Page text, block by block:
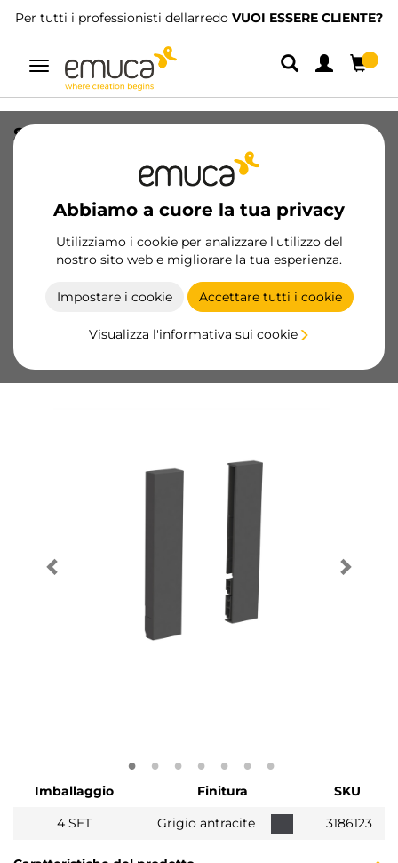
Per tutti i professionisti dellarredo VUOI ESSERE CLIENTE?
Navigazione
Abbiamo a cuore la tua privacy
Utilizziamo i cookie per analizzare l'utilizzo del
nostro sito web e migliorare la tua esperienza.
Impostare i cookie Accettare tutti i cookie
Visualizza l'informativa sui cookie
Set di agganci frontali per cassetto
interno in vetro Vertex, altezza 131mm,
Tecnoplastica, Grigio antracite
3186123/EAN 8432393309378
Prodotti essenziali
Diventa cliente
Imballaggio Finitura
SKU
4 SET
Grigio antracite 3186123